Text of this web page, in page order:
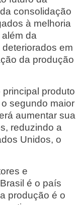
consolidação
à melhoria
da
em
da produção
produto
segundo maior
aumentar sua
reduzindo a
Unidos, o
e
é o país
produção é o